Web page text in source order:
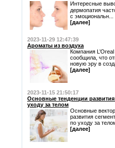
Интересные
дермопатия
с эмоциональн...
[далее]
2023-11-29 12:47:39
Ароматы из воздуха
Компания L’Oreal
сообщила, что
новую эру в
[далее]
2023-11-15 21:50:17
Основные тенденции
уходу за телом
Основные
развития
по уходу за
[далее]